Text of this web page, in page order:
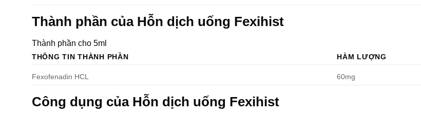
Thành phần của Hỗn dịch uống Fexihist
Thành phần cho 5ml
THÔNG TIN THÀNH PHẦN HÀM LƯỢNG
Fexofenadin HCL 60mg
Công dụng của Hỗn dịch uống Fexihist